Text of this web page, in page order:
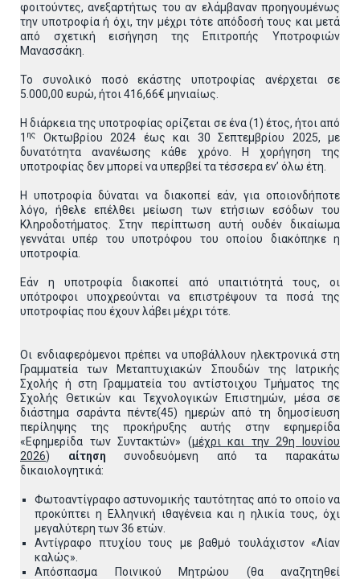
φοιτούντες, ανεξαρτήτως του αν ελάμβαναν προηγουμένως
την υποτροφία ή όχι, την μέχρι τότε απόδοσή τους και μετά
από σχετική εισήγηση της Επιτροπής Υποτροφιών
Μανασσάκη.
Το συνολικό ποσό εκάστης υποτροφίας ανέρχεται σε
5.000,00 ευρώ, ήτοι 416,66€ μηνιαίως.
Η διάρκεια της υποτροφίας ορίζεται σε ένα (1) έτος, ήτοι από
1 ης
Οκτωβρίου 2024 έως και 30 Σεπτεμβρίου 2025, με
δυνατότητα ανανέωσης κάθε χρόνο. Η χορήγηση της
υποτροφίας δεν μπορεί να υπερβεί τα τέσσερα εν’ όλω έτη.
Η υποτροφία δύναται να διακοπεί εάν, για οποιονδήποτε
λόγο, ήθελε επέλθει μείωση των ετήσιων εσόδων του
Κληροδοτήματος. Στην περίπτωση αυτή ουδέν δικαίωμα
γεννάται υπέρ του υποτρόφου του οποίου διακόπηκε η
υποτροφία.
Εάν η υποτροφία διακοπεί από υπαιτιότητά τους, οι
υπότροφοι υποχρεούνται να επιστρέψουν τα ποσά της
υποτροφίας που έχουν λάβει μέχρι τότε.
Οι ενδιαφερόμενοι πρέπει να υποβάλλουν ηλεκτρονικά στη
Γραμματεία των Μεταπτυχιακών Σπουδών της Ιατρικής
Σχολής ή στη Γραμματεία του αντίστοιχου Τμήματος της
Σχολής Θετικών και Τεχνολογικών Επιστημών, μέσα σε
διάστημα σαράντα πέντε(45) ημερών από τη δημοσίευση
περίληψης της προκήρυξης αυτής στην εφημερίδα
«Εφημερίδα των Συντακτών» (μέχρι και την 29η Ιουνίου
2026) αίτηση συνοδευόμενη από τα παρακάτω
δικαιολογητικά:
Φωτοαντίγραφο αστυνομικής ταυτότητας από το οποίο να
προκύπτει η Ελληνική ιθαγένεια και η ηλικία τους, όχι
μεγαλύτερη των 36 ετών.
Αντίγραφο πτυχίου τους με βαθμό τουλάχιστον «Λίαν
καλώς».
Απόσπασμα Ποινικού Μητρώου (θα αναζητηθεί